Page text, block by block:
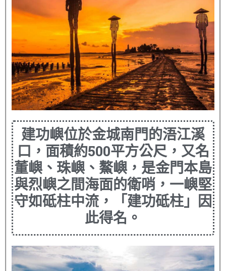
建功嶼位於金城南門的浯江溪
口，面積約500平方公尺，又名
董嶼、珠嶼、鰲嶼，是金門本島
與烈嶼之間海面的衛哨，一嶼堅
守如砥柱中流，「建功砥柱」因
此得名。